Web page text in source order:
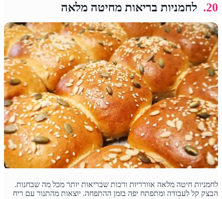
20. לחמניות בריאות מחיטה מלאה
לחמניות חיטה מלאה אוורריות ורכות שבריאות יותר מכל מה שבחנות.
הבצק קל לעבודה ומתפתח יפה בזמן ההתפחה. יוצאות מהתנור עם ריח